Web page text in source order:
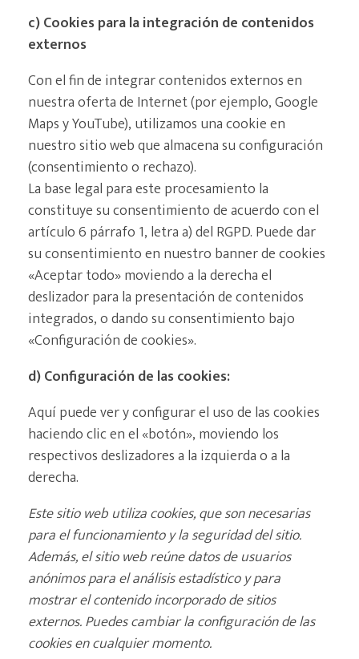
c) Cookies para la integración de contenidos
externos
Con el fin de integrar contenidos externos en
nuestra oferta de Internet (por ejemplo, Google
Maps y YouTube), utilizamos una cookie en
nuestro sitio web que almacena su configuración
(consentimiento o rechazo).
La base legal para este procesamiento la
constituye su consentimiento de acuerdo con el
artículo 6 párrafo 1, letra a) del RGPD. Puede dar
su consentimiento en nuestro banner de cookies
«Aceptar todo» moviendo a la derecha el
deslizador para la presentación de contenidos
integrados, o dando su consentimiento bajo
«Configuración de cookies».
d) Configuración de las cookies:
Aquí puede ver y configurar el uso de las cookies
haciendo clic en el «botón», moviendo los
respectivos deslizadores a la izquierda o a la
derecha.
Este sitio web utiliza cookies, que son necesarias
para el funcionamiento y la seguridad del sitio.
Además, el sitio web reúne datos de usuarios
anónimos para el análisis estadístico y para
mostrar el contenido incorporado de sitios
externos. Puedes cambiar la configuración de las
cookies en cualquier momento.